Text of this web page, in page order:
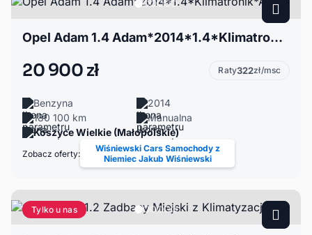
Opel Adam 1.4 Adam*2014*1.4*Klimatronik*Alu*
20 900 zł Raty322zł/msc
Benzyna
2014
180 100 km
Manualna
Koszyce Wielkie (Małopolskie)
Zobacz oferty:
Wiśniewski Cars Samochody z
Niemiec Jakub Wiśniewski
Tylko u nas